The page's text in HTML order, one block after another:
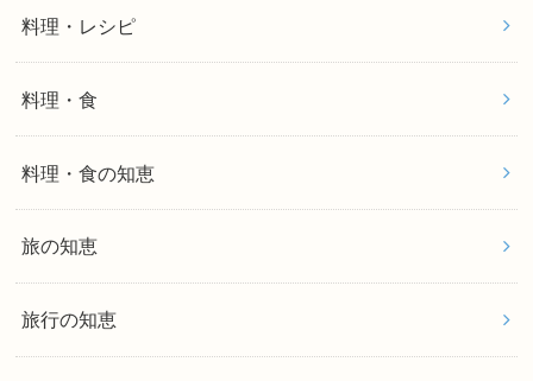
料理・レシピ
料理・食
料理・食の知恵
旅の知恵
旅行の知恵